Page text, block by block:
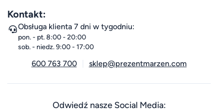
Kontakt:
Obsługa klienta 7 dni w tygodniu:
pon. - pt. 8:00 - 20:00
sob. - niedz. 9:00 - 17:00
600 763 700 sklep@prezentmarzen.com
Odwiedź nasze Social Media: